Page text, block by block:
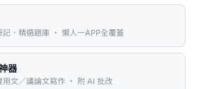
．精選題庫 ・ 懶人一APP全覆蓋
器
用文／議論文寫作 ・ 附 AI 批改